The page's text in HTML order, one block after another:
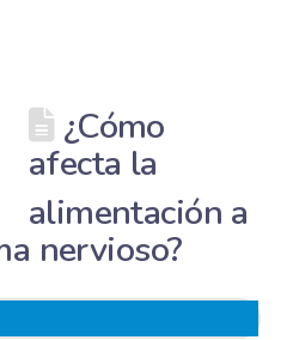
¿Cómo
afecta la
alimentación a
nervioso?